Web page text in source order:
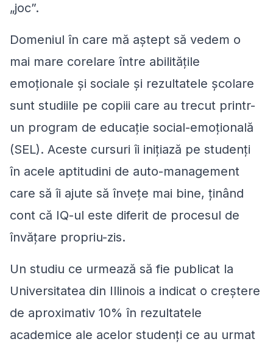
„joc”.
Domeniul în care mă aștept să vedem o
mai mare corelare între abilitățile
emoționale și sociale și rezultatele școlare
sunt studiile pe copiii care au trecut printr-
un program de educație social-emoțională
(SEL). Aceste cursuri îi inițiază pe studenți
în acele aptitudini de auto-management
care să îi ajute să învețe mai bine, ținând
cont că IQ-ul este diferit de procesul de
învățare propriu-zis.
Un studiu ce urmează să fie publicat la
Universitatea din Illinois a indicat o creștere
de aproximativ 10% în rezultatele
academice ale acelor studenți ce au urmat